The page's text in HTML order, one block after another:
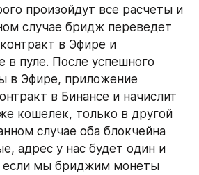
произойдут все расчеты и
случае бридж переведет
в Эфире и
в пуле. После успешного
в Эфире, приложение
в Бинансе и начислит
кошелек, только в другой
случае оба блокчейна
адрес у нас будет один и
если мы бриджим монеты